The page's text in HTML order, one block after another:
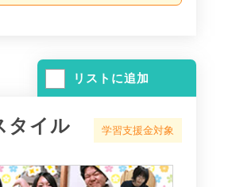
リストに追加
タイル 学習支援金対象